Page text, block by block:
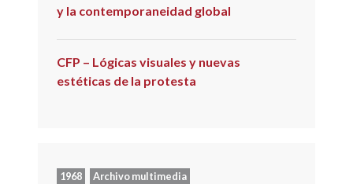
y la contemporaneidad global
CFP – Lógicas visuales y nuevas
estéticas de la protesta
1968
Archivo multimedia